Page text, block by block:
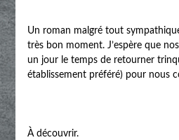
Un roman malgré tout
très bon moment. J’espère que
un jour le temps de retourner
établissement préféré) pour nous
À découvrir.